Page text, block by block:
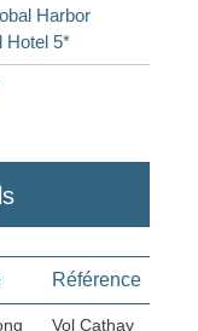
Harbor
Hotel 5*
Référence
Vol Cathay